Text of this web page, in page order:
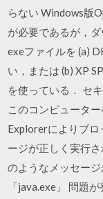
らない Windows版
が必要であるが，
exeファイルを (a)
い，または (b) XP
を使っている． セ
このコンピュータ
Explorerによりブロ
ージが正しく実行
のようなメッセージ
「java.exe」 問題